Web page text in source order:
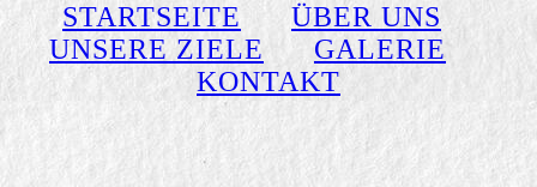
STARTSEITE
ÜBER UNS
UNSERE ZIELE
GALERIE
KONTAKT